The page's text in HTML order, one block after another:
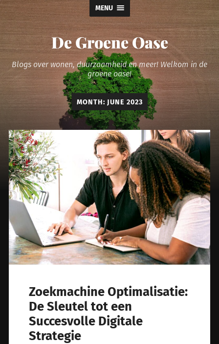
MENU
De Groene Oase
Blogs over wonen, duurzaamheid en meer! Welkom in de
groene oase!
MONTH: JUNE 2023
Zoekmachine Optimalisatie:
De Sleutel tot een
Succesvolle Digitale
Strategie